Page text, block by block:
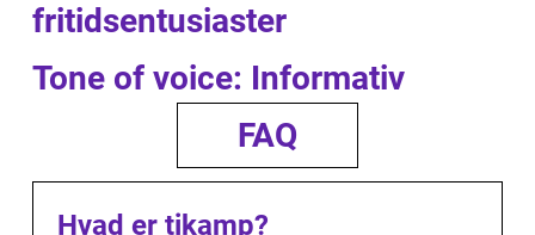
fritidsentusiaster
Tone of voice: Informativ
FAQ
Hvad er tikamp?